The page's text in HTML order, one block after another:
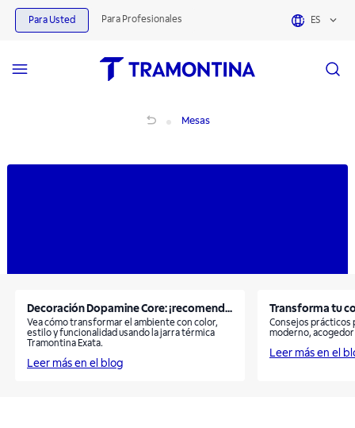
Para Usted Para Profesionales ES
Mesas
Decoración Dopamine Core: ¡recomend...
Vea cómo transformar el ambiente con color,
estilo y funcionalidad usando la jarra térmica
Tramontina Exata.
Leer más en el blog
Transforma tu
Consejos prácticos
moderno,
Leer más en el
Productos para Mesas | Tramontina